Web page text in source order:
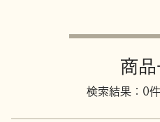
商
検索結果：0